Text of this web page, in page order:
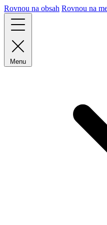
Rovnou na obsah Rovnou na
Menu